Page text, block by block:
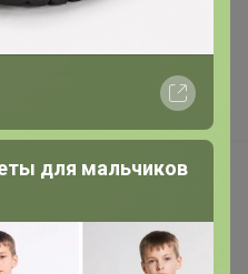
для мальчиков